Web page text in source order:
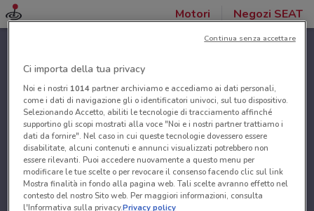
Motori Negozi SEAT
Ci importa della tua privacy
Noi e i nostri 1014partner archiviamo e accediamo ai dati personali,
come i dati di navigazione gli o identificatori univoci, sul tuo dispositivo.
Selezionando Accetto, abiliti le tecnologie di tracciamento affinché
supportino gli scopi mostrati alla voce "Noi e i nostri partner trattiamo i
dati da fornire". Nel caso in cui queste tecnologie dovessero essere
disabilitate, alcuni contenuti e annunci visualizzati potrebbero non
essere rilevanti. Puoi accedere nuovamente a questo menu per
modificare le tue scelte o per revocare il consenso facendo clic sul link
Mostra finalità in fondo alla pagina web. Tali scelte avranno effetto nel
contesto del nostro Sito web. Per maggiori informazioni, consulta
l'Informativa sulla privacy.Privacy policy
Continua senza accettare